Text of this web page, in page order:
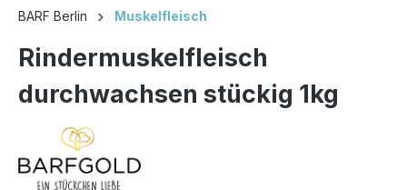
BARF Berlin Muskelfleisch
Rindermuskelfleisch
durchwachsen stückig 1kg